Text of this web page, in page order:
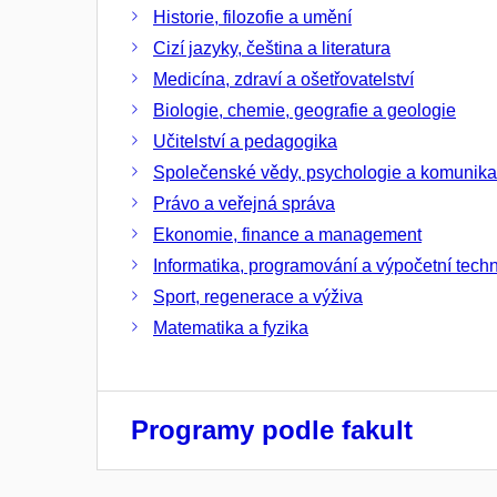
Historie, filozofie a umění
Cizí jazyky, čeština a literatura
Medicína, zdraví a ošetřovatelství
Biologie, chemie, geografie a geologie
Učitelství a pedagogika
Společenské vědy, psychologie a
Právo a veřejná správa
Ekonomie, finance a management
Informatika, programování a výpočetní
Sport, regenerace a výživa
Matematika a fyzika
Programy podle fakult